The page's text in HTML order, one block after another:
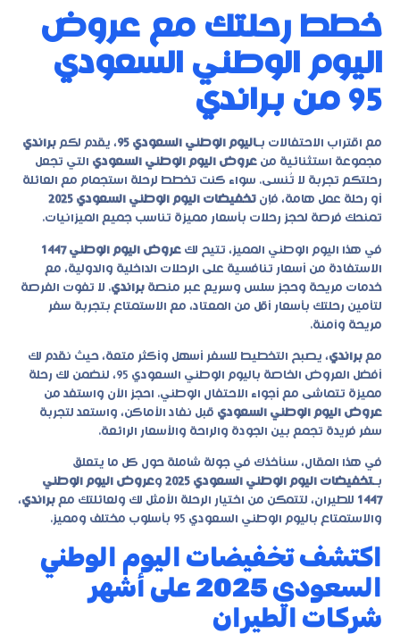
خطط رحلتك مع عروض
اليوم الوطني السعودي
95 من براندي
مع اقتراب الاحتفالات بـاليوم الوطني السعودي 95 ، يقدم لكم براندي
مجموعة استثنائية من عروض اليوم الوطني السعودي التي تجعل
رحلتكم تجربة لا تُنسى. سواء كنت تخطط لرحلة استجمام مع العائلة
أو رحلة عمل هامة، فإن تخفيضات اليوم الوطني السعودي 2025
تمنحك فرصة لحجز رحلات بأسعار مميزة تناسب جميع الميزانيات.
في هذا اليوم الوطني المميز، تتيح لك عروض اليوم الوطني 1447
الاستفادة من أسعار تنافسية على الرحلات الداخلية والدولية، مع
خدمات مريحة وحجز سلس وسريع عبر منصة براندي. لا تفوت الفرصة
لتأمين رحلتك بأسعار أقل من المعتاد، مع الاستمتاع بتجربة سفر
مريحة وآمنة.
مع براندي، يصبح التخطيط للسفر أسهل وأكثر متعة، حيث نقدم لك
أفضل العروض الخاصة باليوم الوطني السعودي 95، لنضمن لك رحلة
مميزة تتماشى مع أجواء الاحتفال الوطني. احجز الآن واستفد من
عروض اليوم الوطني السعودي قبل نفاد الأماكن، واستعد لتجربة
سفر فريدة تجمع بين الجودة والراحة والأسعار الرائعة.
في هذا المقال، سنأخذك في جولة شاملة حول كل ما يتعلق
بـتخفيضات اليوم الوطني السعودي 2025 وعروض اليوم الوطني
1447 للطيران، لتتمكن من اختيار الرحلة الأمثل لك ولعائلتك مع براندي،
والاستمتاع باليوم الوطني السعودي 95 بأسلوب مختلف ومميز.
اكتشف تخفيضات اليوم الوطني
السعودي 2025 على أشهر
شركات الطيران